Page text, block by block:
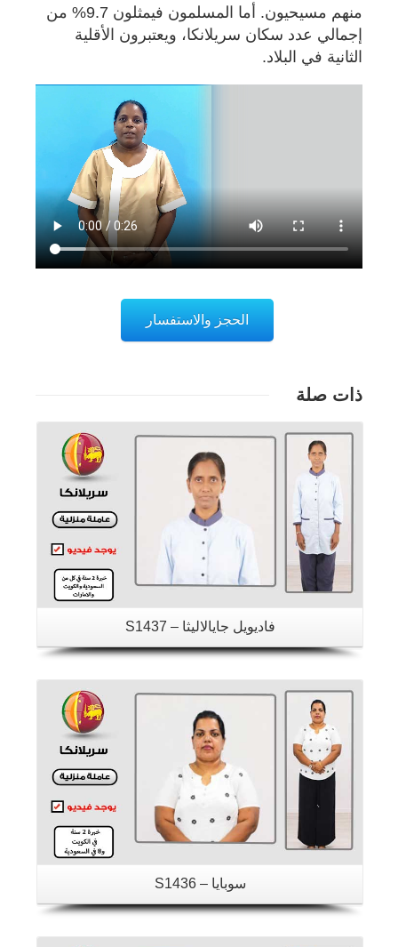
منهم مسيحيون. أما المسلمون فيمثلون 9.7% من
إجمالي عدد سكان سريلانكا، ويعتبرون الأقلية
الثانية في البلاد.
الحجز والاستفسار
ذات صلة
فاديويل جايالاليثا – S1437
سوبايا – S1436